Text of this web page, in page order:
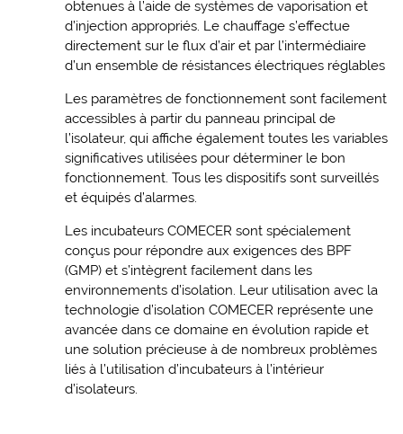
obtenues à l’aide de systèmes de vaporisation et
d’injection appropriés. Le chauffage s’effectue
directement sur le flux d’air et par l’intermédiaire
d’un ensemble de résistances électriques réglables
Les paramètres de fonctionnement sont facilement
accessibles à partir du panneau principal de
l’isolateur, qui affiche également toutes les variables
significatives utilisées pour déterminer le bon
fonctionnement. Tous les dispositifs sont surveillés
et équipés d’alarmes.
Les incubateurs COMECER sont spécialement
conçus pour répondre aux exigences des BPF
(GMP) et s’intègrent facilement dans les
environnements d’isolation. Leur utilisation avec la
technologie d’isolation COMECER représente une
avancée dans ce domaine en évolution rapide et
une solution précieuse à de nombreux problèmes
liés à l’utilisation d’incubateurs à l’intérieur
d’isolateurs.